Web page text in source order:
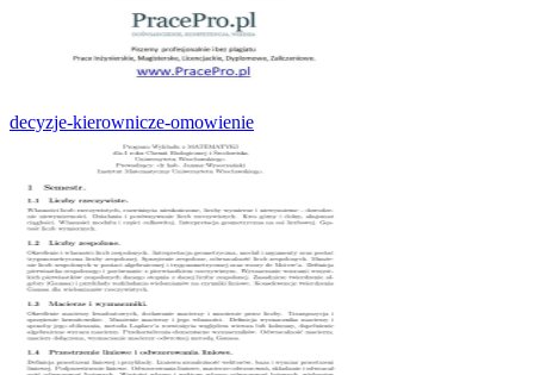
decyzje-kierownicze-omowienie